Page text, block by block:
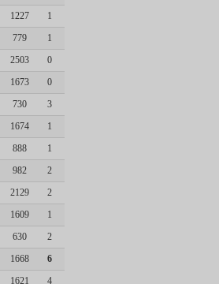
1227
1
779
1
2503
0
1673
0
730
3
1674
1
888
1
982
2
2129
2
1609
1
630
2
1668
6
1621
4